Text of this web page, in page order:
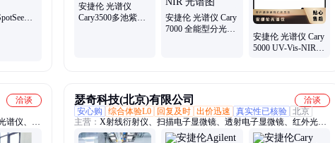
安捷伦 光谱仪
Cary3500多池紫外
安捷伦 光谱仪 Cary
7000 全能型分光光
安捷伦 光谱仪 Cary
5000 UV-Vis-NIR
洽谈
谱仪、光
瑟奇科技(北京)有限公司
洽谈
安心购
综合体验L0 回复及时 出价迅速 真实性已核验 北京
主营： X射线衍射仪、扫描电子显微镜、透射电子显微镜、红外光谱
仪、综合热分析仪、孔径、比表面积分析仪、元素分析仪、电化学工